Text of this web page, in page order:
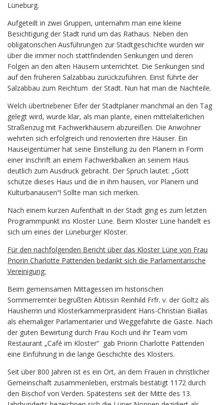
Lüneburg.
Aufgeteilt in zwei Gruppen, unternahm man eine kleine
Besichtigung der Stadt rund um das Rathaus. Neben den
obligatorischen Ausführungen zur Stadtgeschichte wurden wir
über die immer noch stattfindenden Senkungen und deren
Folgen an den alten Häusern unterrichtet. Die Senkungen sind
auf den früheren Salzabbau zurückzuführen. Einst führte der
Salzabbau zum Reichtum der Stadt. Nun hat man die Nachteile.
Welch übertriebener Eifer der Stadtplaner manchmal an den Tag
gelegt wird, wurde klar, als man plante, einen mittelalterlichen
Straßenzug mit Fachwerkhäusern abzureißen. Die Anwohner
wehrten sich erfolgreich und renovierten ihre Häuser. Ein
Hauseigentümer hat seine Einstellung zu den Planern in Form
einer Inschrift an einem Fachwerkbalken an seinem Haus
deutlich zum Ausdruck gebracht. Der Spruch lautet: „Gott
schütze dieses Haus und die in ihm hausen, vor Planern und
Kulturbanausen“! Sollte man sich merken.
Nach einem kurzen Aufenthalt in der Stadt ging es zum letzten
Programmpunkt ins Kloster Lüne. Beim Kloster Lüne handelt es
sich um eines der Lüneburger Klöster.
Für den nachfolgenden Bericht über das Kloster Lüne von Frau
Priorin Charlotte Pattenden bedankt sich die Parlamentarische
Vereinigung:
Beim gemeinsamen Mittagessen im historischen
Sommerremter begrüßten Äbtissin Reinhild Frfr. v. der Goltz als
Hausherrin und Klosterkammerpräsident Hans-Christian Biallas
als ehemaliger Parlamentarier und Weggefährte die Gäste. Nach
der guten Bewirtung durch Frau Koch und ihr Team vom
Restaurant „Café im Kloster“ gab Priorin Charlotte Pattenden
eine Einführung in die lange Geschichte des Klosters.
Seit über 800 Jahren ist es ein Ort, an dem Frauen in christlicher
Gemeinschaft zusammenleben, erstmals bestätigt 1172 durch
den Bischof von Verden. Spätestens seit der Mitte des 13.